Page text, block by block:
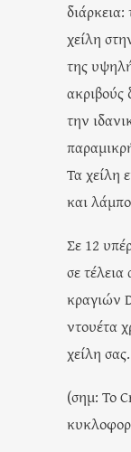
χείλη
της
ακριβούς
την
Τα χείλη
και
Σε 12
σε
κραγιών
ντουέτα
χείλη σας.
(σημ: Το